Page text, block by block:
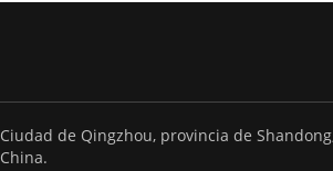
Ciudad de Qingzhou, provincia de
China.